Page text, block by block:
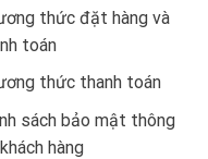
thức đặt hàng và
toán
thức thanh toán
sách bảo mật thông
hàng